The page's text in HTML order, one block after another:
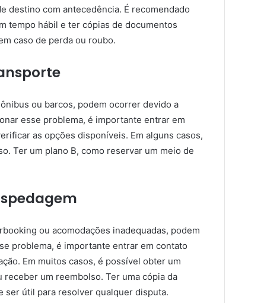
destino com antecedência. É recomendado
tempo hábil e ter cópias de documentos
caso de perda ou roubo.
ou barcos, podem ocorrer devido a
esse problema, é importante entrar em
as opções disponíveis. Em alguns casos,
Ter um plano B, como reservar um meio de
ou acomodações inadequadas, podem
problema, é importante entrar em contato
Em muitos casos, é possível obter um
um reembolso. Ter uma cópia da
ser útil para resolver qualquer disputa.